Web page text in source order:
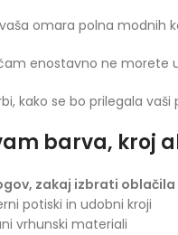
omara polna modnih
enostavno ne morete
kako se bo prilegala vaši
barva, kroj
zakaj izbrati oblačila
potiski in udobni kroji
vrhunski materiali